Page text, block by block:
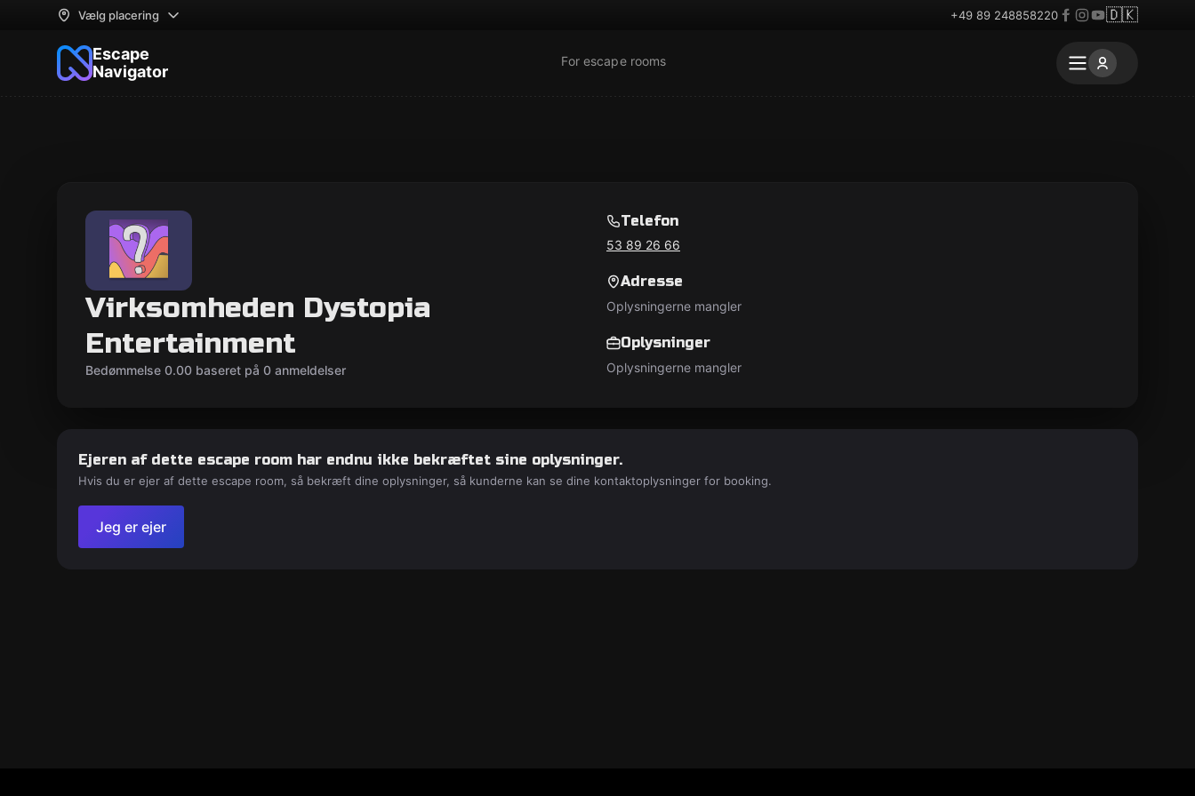
Vælg placering +49 89 248858220 🇩🇰
Escape
Navigator
For escape rooms
Virksomheden Dystopia
Entertainment
Bedømmelse 0.00 baseret på 0 anmeldelser
Telefon
53 89 26 66
Adresse
Oplysningerne mangler
Oplysninger
Oplysningerne mangler
Ejeren af dette escape room har endnu ikke bekræftet sine oplysninger.
Hvis du er ejer af dette escape room, så bekræft dine oplysninger, så kunderne kan se dine kontaktoplysninger for booking.
Jeg er ejer